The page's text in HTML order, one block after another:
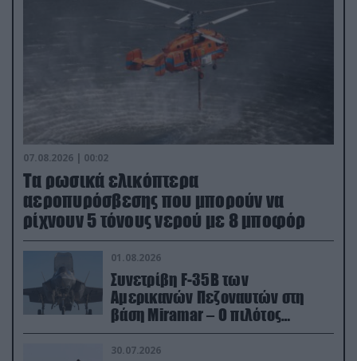
07.08.2026 | 00:02
Τα ρωσικά ελικόπτερα
αεροπυρόσβεσης που μπορούν να
ρίχνουν 5 τόνους νερού με 8 μποφόρ
01.08.2026
Συνετρίβη F-35B των
Αμερικανών Πεζοναυτών στη
βάση Miramar – Ο πιλότος
εκτινάχθηκε εγκαίρως
30.07.2026